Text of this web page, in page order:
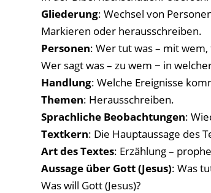
Gliederung: Wechsel von
Markieren oder herausschreiben.
Personen: Wer tut was – mit wem,
Wer sagt was – zu wem − in
Handlung: Welche Ereignisse
Themen: Herausschreiben.
Sprachliche Beobachtungen:
Textkern: Die Hauptaussage des
Art des Textes: Erzählung –
Aussage über Gott (Jesus): Was
Was will Gott (Jesus)?